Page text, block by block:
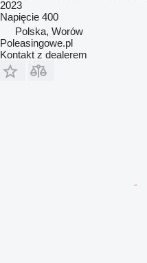
2023
Napięcie 400
Polska, Worów
Poleasingowe.pl
Kontakt z dealerem